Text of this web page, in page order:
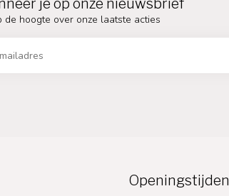
je op onze nieuwsbrief
de hoogte over onze laatste acties
Openingstijden